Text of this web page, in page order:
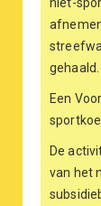
gehaald.
Een
De
van het